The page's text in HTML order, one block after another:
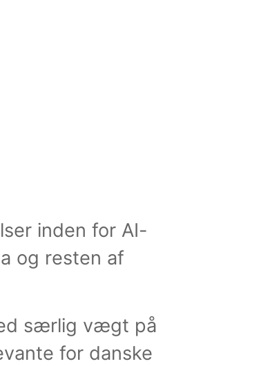
inden for AI-
og resten af
særlig vægt på
for danske